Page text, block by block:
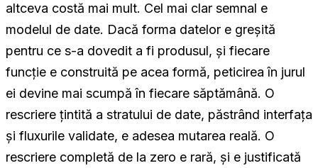
altceva costă mai mult. Cel mai clar semnal e
modelul de date. Dacă forma datelor e greșită
pentru ce s-a dovedit a fi produsul, și fiecare
funcție e construită pe acea formă, peticirea în jurul
ei devine mai scumpă în fiecare săptămână. O
rescriere țintită a stratului de date, păstrând interfața
și fluxurile validate, e adesea mutarea reală. O
rescriere completă de la zero e rară, și e justificată